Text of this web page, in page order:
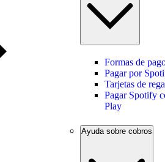
Formas de
Pagar por
Tarjetas de
Pagar Spotify
Play
Ayuda sobre cobros